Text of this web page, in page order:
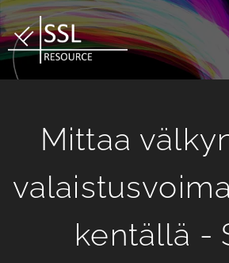
Mittaa
kentällä -